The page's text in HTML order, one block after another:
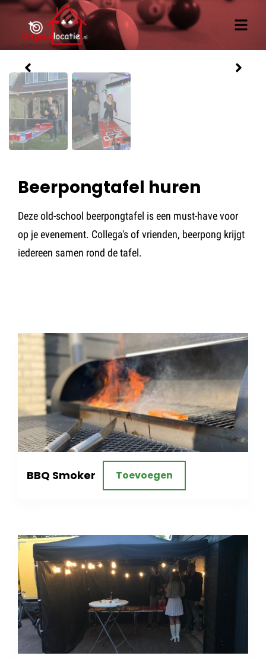
Offerte aanvragen
Beerpongtafel huren
Deze old-school beerpongtafel is een must-have voor
op je evenement. Collega's of vrienden, beerpong krijgt
iedereen samen rond de tafel.
BBQ Smoker Toevoegen